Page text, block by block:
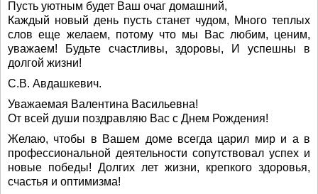
Пусть уютным будет Ваш очаг домашний,
Каждый новый день пусть станет чудом, Много теплых
слов еще желаем, потому что мы Вас любим, ценим,
уважаем! Будьте счастливы, здоровы, И успешны в
долгой жизни!
С.В. Авдашкевич.
Уважаемая Валентина Васильевна!
От всей души поздравляю Вас с Днем Рождения!
Желаю, чтобы в Вашем доме всегда царил мир и а в
профессиональной деятельности сопутствовал успех и
новые победы! Долгих лет жизни, крепкого здоровья,
счастья и оптимизма!